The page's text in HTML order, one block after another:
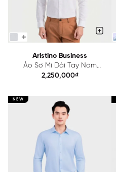
Aristino Business
Áo Sơ Mi Dài Tay Nam
Aristino Business Regular Fit
2,250,000₫
NEW